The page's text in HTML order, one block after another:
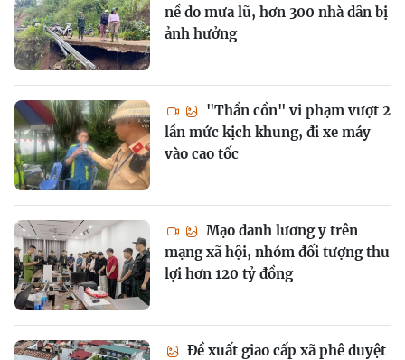
nề do mưa lũ, hơn 300 nhà dân bị
ảnh hưởng
"Thần cồn" vi phạm vượt 2
lần mức kịch khung, đi xe máy
vào cao tốc
Mạo danh lương y trên
mạng xã hội, nhóm đối tượng thu
lợi hơn 120 tỷ đồng
Đề xuất giao cấp xã phê duyệt